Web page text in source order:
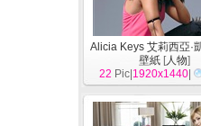
Alicia Keys 艾莉西亞·
壁紙 [人物]
22 Pic| 1920x1440